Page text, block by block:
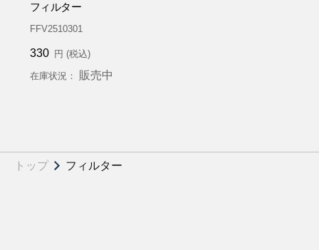
フィルター
FFV2510301
330 円 (税込)
在庫状況： 販売中
トップ フィルター